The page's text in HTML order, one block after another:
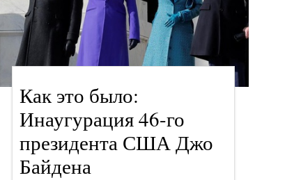
Как это было:
Инаугурация 46-го
президента США Джо
Байдена